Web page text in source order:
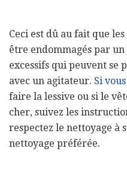
Ceci est dû au fait que
être endommagés par
excessifs qui peuvent se
avec un agitateur. Si
faire la lessive ou si le
cher, suivez les
respectez le nettoyage à
nettoyage préférée.